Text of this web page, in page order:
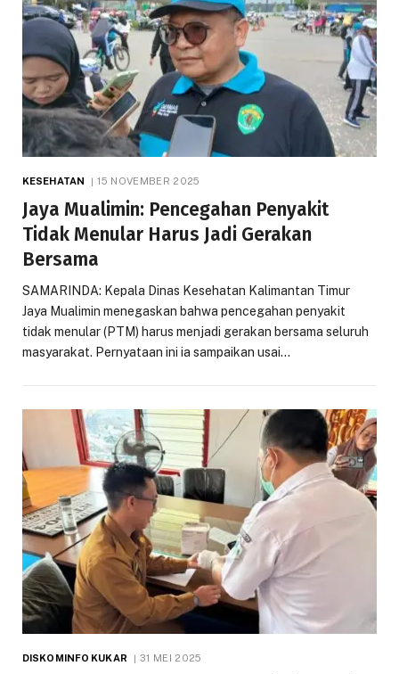
KESEHATAN 15 NOVEMBER 2025
Jaya Mualimin: Pencegahan Penyakit
Tidak Menular Harus Jadi Gerakan
Bersama
SAMARINDA: Kepala Dinas Kesehatan Kalimantan Timur
Jaya Mualimin menegaskan bahwa pencegahan penyakit
tidak menular (PTM) harus menjadi gerakan bersama seluruh
masyarakat. Pernyataan ini ia sampaikan usai…
DISKOMINFO KUKAR 31 MEI 2025